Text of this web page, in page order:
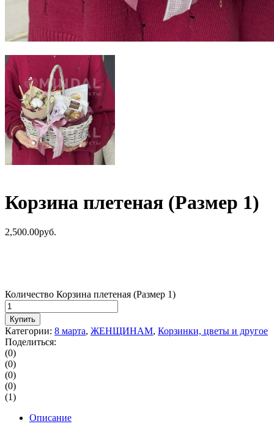
Корзина плетеная (Размер 1)
2,500.00руб.
Количество Корзина плетеная (Размер 1)
Купить
Категории: 8 марта, ЖЕНЩИНАМ, Корзинки, цветы и другое
Поделиться:
(0)
(0)
(0)
(0)
(1)
Описание